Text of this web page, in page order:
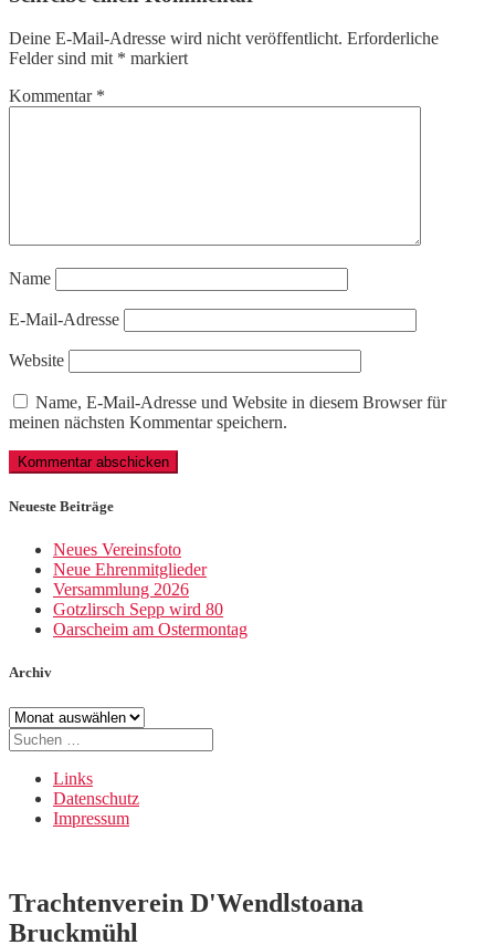
Deine E-Mail-Adresse wird nicht veröffentlicht. Erforderliche
Felder sind mit * markiert
Kommentar *
Name
E-Mail-Adresse
Website
Name, E-Mail-Adresse und Website in diesem Browser für
meinen nächsten Kommentar speichern.
Neueste Beiträge
Neues Vereinsfoto
Neue Ehrenmitglieder
Versammlung 2026
Gotzlirsch Sepp wird 80
Oarscheim am Ostermontag
Archiv
Archiv
Suche
nach:
Links
Datenschutz
Impressum
Trachtenverein D'Wendlstoana
Bruckmühl